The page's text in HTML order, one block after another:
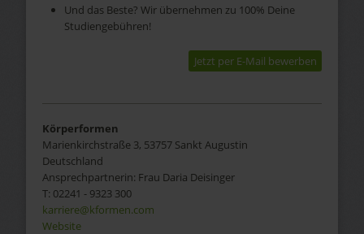
Und das Beste? Wir übernehmen zu 100% Deine
Studiengebühren!
Jetzt per E-Mail bewerben
Körperformen
Marienkirchstraße 3, 53757 Sankt Augustin
Deutschland
Ansprechpartnerin: Frau Daria Deisinger
T: 02241 - 9323 300
karriere@kformen.com
Website